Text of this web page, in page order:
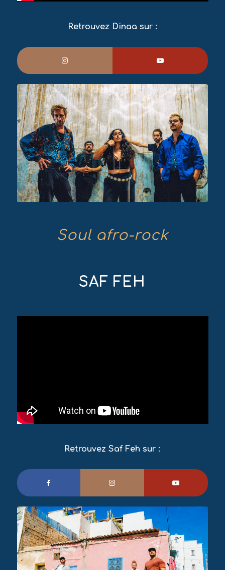
Retrouvez Dinaa sur :
Soul afro-rock
SAF FEH
Retrouvez Saf Feh sur :